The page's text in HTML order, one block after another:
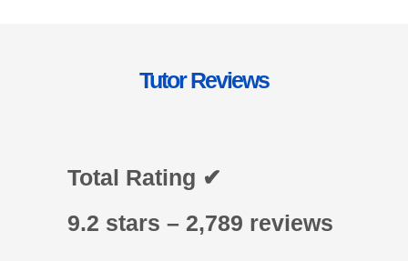
Tutor Reviews
Total Rating ✔
9.2 stars – 2,789 reviews